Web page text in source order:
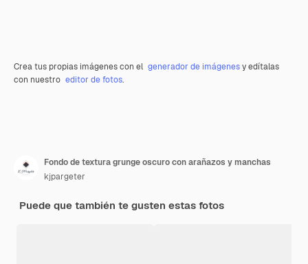
Crea tus propias imágenes con el generador de imágenesy edítalas
con nuestro editor de fotos.
Fondo de textura grunge oscuro con arañazos y manchas
kjpargeter
Puede que también te gusten estas fotos